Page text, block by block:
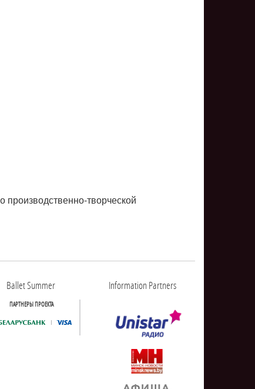
творческой
Ballet Summer
ПАРТНЕРЫ ПРОЕКТА
Information Partners